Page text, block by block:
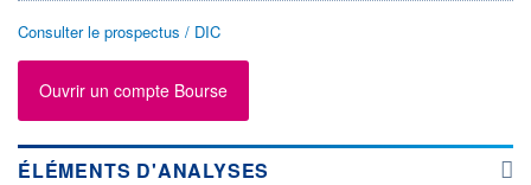
Consulter le prospectus / DIC
Ouvrir un compte Bourse
ÉLÉMENTS D'ANALYSES